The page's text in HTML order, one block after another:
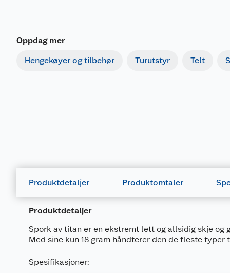
Oppdag mer
Hengekøyer og tilbehør Turutstyr Telt
Produktdetaljer Produktomtaler
Produktdetaljer
Spork av titan er en ekstremt lett og allsidig skje og
Med sine kun 18 gram håndterer den de fleste typer
Spesifikasjoner: